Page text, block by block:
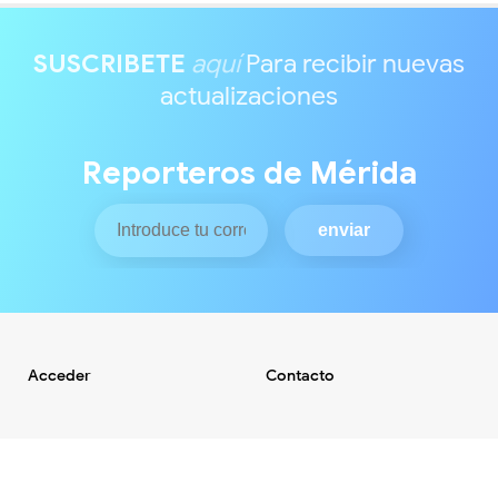
SUSCRIBETE aquíPara recibir nuevas
actualizaciones
Reporteros de Mérida
Acceder Contacto